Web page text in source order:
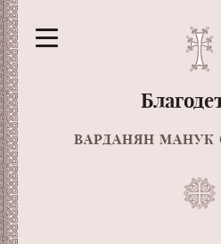
ВАРДАНЯН МАНУК